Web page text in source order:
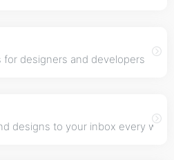
for designers and developers
designs to your inbox every week